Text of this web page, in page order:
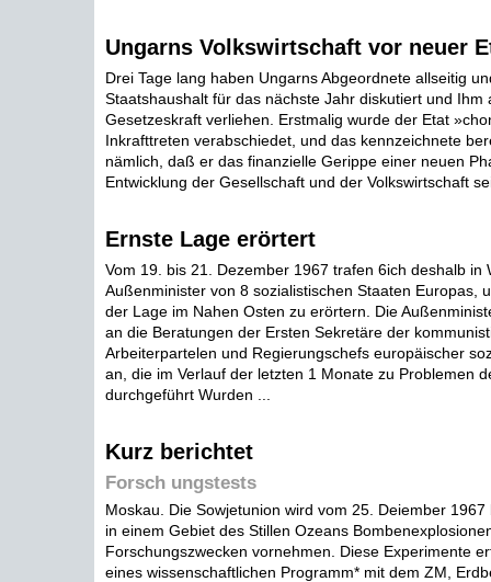
Ungarns Volkswirtschaft vor neuer
Drei Tage lang haben Ungarns Abgeordnete allseitig
Staatshaushalt für das nächste Jahr diskutiert und Ihm
Gesetzeskraft verliehen. Erstmalig wurde der Etat
Inkrafttreten verabschiedet, und das kennzeichnete
nämlich, daß er das finanzielle Gerippe einer neuen
Entwicklung der Gesellschaft und der Volkswirtschaft
Ernste Lage erörtert
Vom 19. bis 21. Dezember 1967 trafen 6ich deshalb in
Außenminister von 8 sozialistischen Staaten Europas,
der Lage im Nahen Osten zu erörtern. Die
an die Beratungen der Ersten Sekretäre der
Arbeiterpartelen und Regierungschefs europäischer
an, die im Verlauf der letzten 1 Monate zu Problemen
durchgeführt Wurden ...
Kurz berichtet
Forsch ungstests
Moskau. Die Sowjetunion wird vom 25. Deiember
in einem Gebiet des Stillen Ozeans
Forschungszwecken vornehmen. Diese Experimente
eines wissenschaftlichen Programm* mit dem ZM,